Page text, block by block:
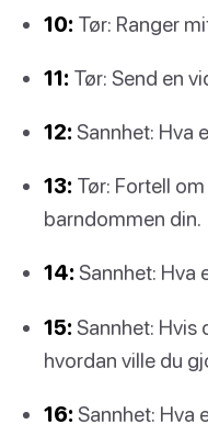
10: Tør: Ranger
11: Tør: Send en
12: Sannhet: Hva
13: Tør: Fortell
barndommen din.
14: Sannhet: Hva
15: Sannhet: Hvis
hvordan ville du
16: Sannhet: Hva